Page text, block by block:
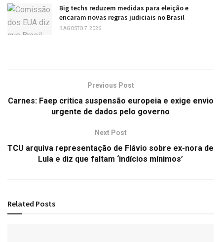
Big techs reduzem medidas para eleição e
encaram novas regras judiciais no Brasil
AGOSTO 7, 2026
Previous Post
Carnes: Faep critica suspensão europeia e exige envio
urgente de dados pelo governo
Next Post
TCU arquiva representação de Flávio sobre ex-nora de
Lula e diz que faltam ‘indícios mínimos’
Related Posts